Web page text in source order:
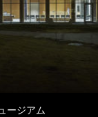
ージアム